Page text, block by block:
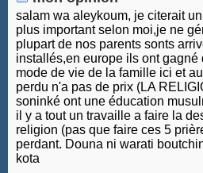
salam wa aleykoum, je citerait
plus important selon moi,je ne
plupart de nos parents sonts
installés,en europe ils ont
mode de vie de la famille ici et
perdu n'a pas de prix (LA
soninké ont une éducation
il y a tout un travaille a faire la
religion (pas que faire ces 5
perdant. Douna ni warati
kota